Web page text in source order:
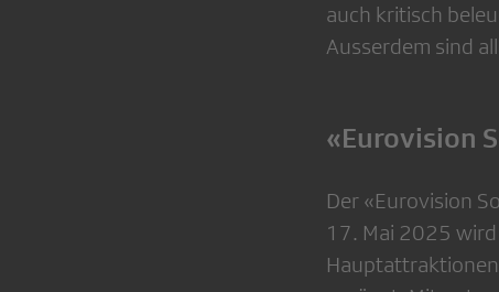
auch kritisch
Ausserdem sind
«Eurovision
Der «Eurovision
17. Mai 2025 wird